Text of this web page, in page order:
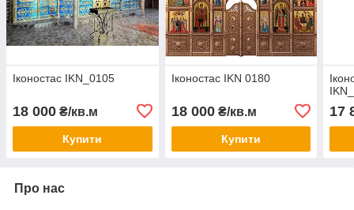
Іконостас IKN_0105
18 000 ₴/кв.м
Купити
Іконостас IKN 0180
18 000₴/кв.м
Купити
17
Про нас